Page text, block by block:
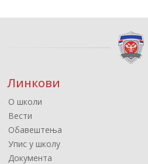
Линкови
О школи
Вести
Обавештења
Упис у школу
Документа